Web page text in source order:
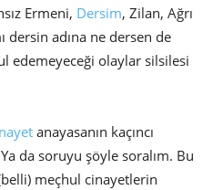
Ermeni, Dersim, Zilan, Ağrı
dersin adına ne dersen de
edemeyeceği olaylar silsilesi
anayasanın kaçıncı
da soruyu şöyle soralım. Bu
meçhul cinayetlerin